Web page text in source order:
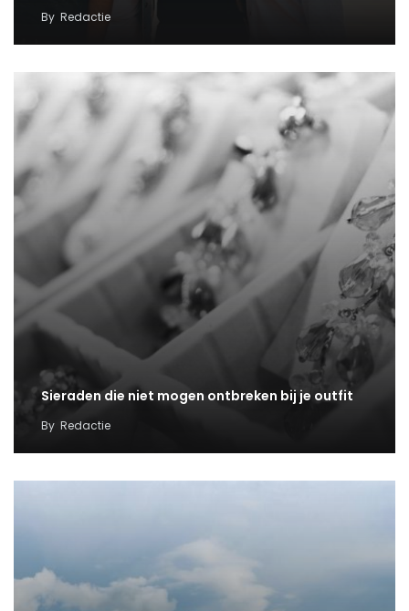
By Redactie
Sieraden die niet mogen ontbreken bij je outfit
By Redactie